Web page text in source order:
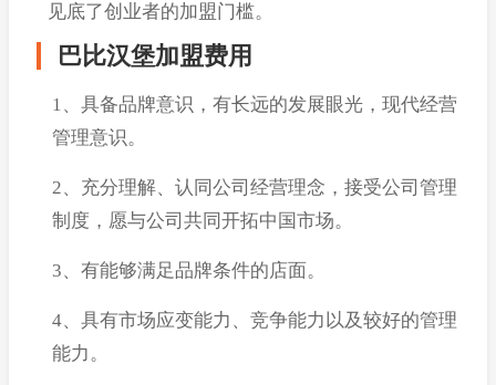
见底了创业者的加盟门槛。
巴比汉堡加盟费用
1、具备品牌意识，有长远的发展眼光，现代经营
管理意识。
2、充分理解、认同公司经营理念，接受公司管理
制度，愿与公司共同开拓中国市场。
3、有能够满足品牌条件的店面。
4、具有市场应变能力、竞争能力以及较好的管理
能力。